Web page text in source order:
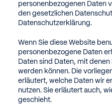
personenbezogenen Daten
den gesetzlichen
Datenschutzerklärung.
Wenn Sie diese Website
personenbezogene Daten
Daten sind Daten, mit
werden können. Die
erläutert, welche Daten wir
nutzen. Sie erläutert auch,
geschieht.